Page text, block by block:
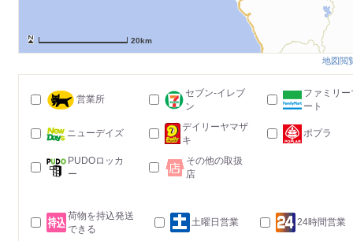
20km
地図閲
営業所
セブン-イレブ
ン
ファミリー
ート
ニューデイズ
デイリーヤマザ
キ
ポプラ
PUDOロッカ
ー
その他の取扱
店
荷物を持込発送
できる
土曜日営業 24時間営業